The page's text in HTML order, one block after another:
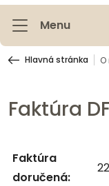
Menu
Hlavná stránka
Faktúra
Faktúra
doručená: